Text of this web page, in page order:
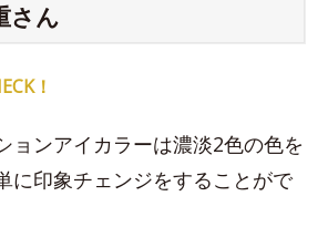
さん
！
ョンアイカラーは濃淡2色の色を
に印象チェンジをすることがで